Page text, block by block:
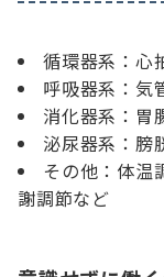
循環器系：心
呼吸器系：気
消化器系：胃
泌尿器系：膀
その他：体温
謝調節など